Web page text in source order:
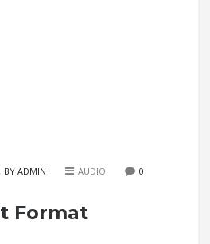
BY ADMIN AUDIO 0
Format